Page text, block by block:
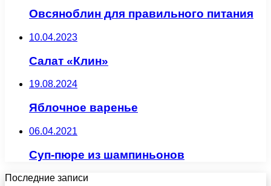
Овсяноблин для правильного питания
10.04.2023
Салат «Клин»
19.08.2024
Яблочное варенье
06.04.2021
Суп-пюре из шампиньонов
Последние записи